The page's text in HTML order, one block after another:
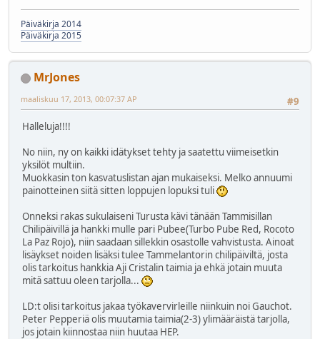
Päiväkirja 2014
Päiväkirja 2015
MrJones
#9
maaliskuu 17, 2013, 00:07:37 AP
Halleluja!!!!
No niin, ny on kaikki idätykset tehty ja saatettu viimeisetkin
yksilöt multiin.
Muokkasin ton kasvatuslistan ajan mukaiseksi. Melko annuumi
painotteinen siitä sitten loppujen lopuksi tuli
Onneksi rakas sukulaiseni Turusta kävi tänään Tammisillan
Chilipäivillä ja hankki mulle pari Pubee(Turbo Pube Red, Rocoto
La Paz Rojo), niin saadaan sillekkin osastolle vahvistusta. Ainoat
lisäykset noiden lisäksi tulee Tammelantorin chilipäiviltä, josta
olis tarkoitus hankkia Aji Cristalin taimia ja ehkä jotain muuta
mitä sattuu oleen tarjolla...
LD:t olisi tarkoitus jakaa työkavervirleille niinkuin noi Gauchot.
Peter Pepperiä olis muutamia taimia(2-3) ylimääräistä tarjolla,
jos jotain kiinnostaa niin huutaa HEP.